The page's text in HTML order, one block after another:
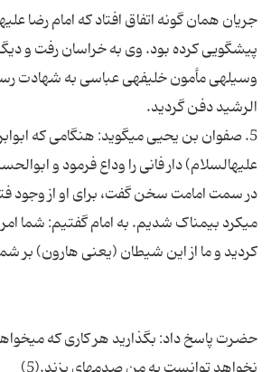
جریان همان گونه اتفاق افتاد که امام رضا
پیشگویی کرده بود. وی به خراسان رفت و
وسیله‏ی مأمون خلیفه‏ی عباسی به شهادت
5. صفوان بن یحیی می‏گوید: هنگامی که
علیه‏السلام) دار فانی را وداع فرمود و
در سمت امامت سخن گفت، برای او از وجود
می‏کرد بیمناک شدیم. به امام گفتیم: شما
حضرت پاسخ داد: بگذارید هر کاری که